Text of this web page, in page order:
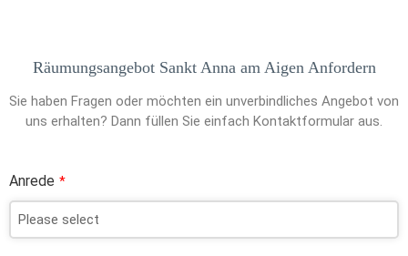
Räumungsangebot Sankt Anna am Aigen Anfordern
Sie haben Fragen oder möchten ein unverbindliches Angebot von
uns erhalten? Dann füllen Sie einfach Kontaktformular aus.
Anrede *